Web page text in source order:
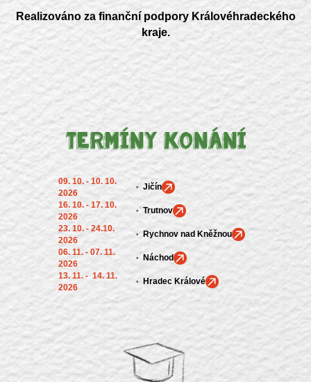
Realizováno za finanční podpory Královéhradeckého
kraje.
Termíny konání
09. 10. - 10. 10.
2026
Jičín
16. 10. - 17. 10.
2026
Trutnov
23. 10. - 24.10.
2026
Rychnov nad Kněžnou
06. 11. - 07. 11.
2026
Náchod
13. 11. - 14. 11.
2026
Hradec Králové